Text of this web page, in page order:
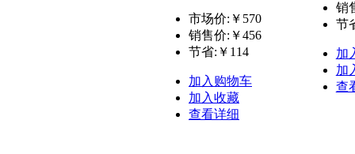
市场价:￥570
销售价: ￥456
节省: ￥114
加入购物车
加入收藏
查看详细
销
节
加
加
查